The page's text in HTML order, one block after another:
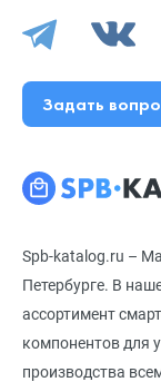
Spb-katalog.ru –
Петербурге. В
ассортимент
компонентов для
производства
Задать